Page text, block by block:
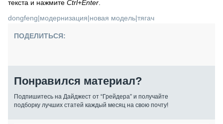
текста и нажмите Ctrl+Enter
dongfeng|модернизация|новая модель|тягач
ПОДЕЛИТЬСЯ:
Понравился материал?
Подпишитесь на Дайджест от “Грейдера” и получайте
подборку лучших статей каждый месяц на свою почту!